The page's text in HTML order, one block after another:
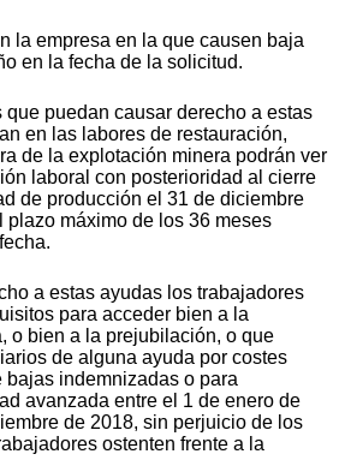
la empresa en la que causen baja
en la fecha de la solicitud.
que puedan causar derecho a estas
en las labores de restauración,
de la explotación minera podrán ver
laboral con posterioridad al cierre
de producción el 31 de diciembre
plazo máximo de los 36 meses
a estas ayudas los trabajadores
para acceder bien a la
o bien a la prejubilación, o que
de alguna ayuda por costes
bajas indemnizadas o para
avanzada entre el 1 de enero de
de 2018, sin perjuicio de los
ostenten frente a la